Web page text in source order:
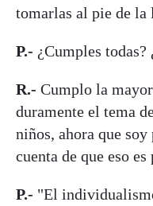
tomarlas al pie de la
P.- ¿Cumples todas?
R.- Cumplo la
duramente el tema
niños, ahora que
cuenta de que eso
P.- "El